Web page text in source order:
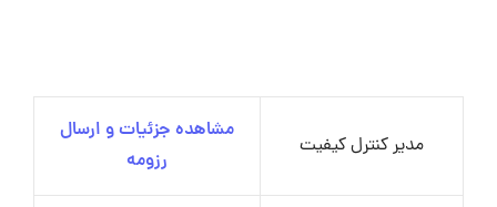
مدیر کنترل کیفیت
مشاهده جزئیات و ارسال
رزومه